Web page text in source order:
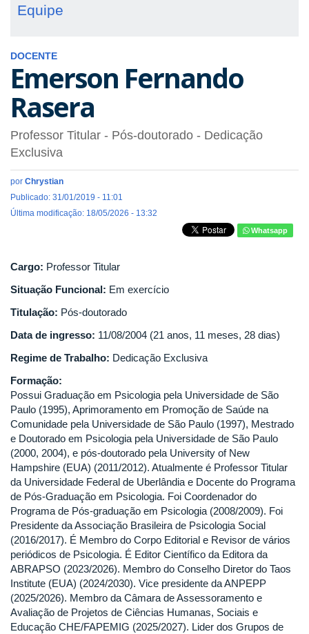
Equipe
DOCENTE
Emerson Fernando
Rasera
Professor Titular - Pós-doutorado - Dedicação
Exclusiva
por Chrystian
Publicado: 31/01/2019 - 11:01
Última modificação: 18/05/2026 - 13:32
Whatsapp
Cargo: Professor Titular
Situação Funcional: Em exercício
Titulação: Pós-doutorado
Data de ingresso: 11/08/2004 (21 anos, 11 meses, 28 dias)
Regime de Trabalho: Dedicação Exclusiva
Formação:
Possui Graduação em Psicologia pela Universidade de São
Paulo (1995), Aprimoramento em Promoção de Saúde na
Comunidade pela Universidade de São Paulo (1997), Mestrado
e Doutorado em Psicologia pela Universidade de São Paulo
(2000, 2004), e pós-doutorado pela University of New
Hampshire (EUA) (2011/2012). Atualmente é Professor Titular
da Universidade Federal de Uberlândia e Docente do Programa
de Pós-Graduação em Psicologia. Foi Coordenador do
Programa de Pós-graduação em Psicologia (2008/2009). Foi
Presidente da Associação Brasileira de Psicologia Social
(2016/2017). É Membro do Corpo Editorial e Revisor de vários
periódicos de Psicologia. É Editor Científico da Editora da
ABRAPSO (2023/2026). Membro do Conselho Diretor do Taos
Institute (EUA) (2024/2030). Vice presidente da ANPEPP
(2025/2026). Membro da Câmara de Assessoramento e
Avaliação de Projetos de Ciências Humanas, Sociais e
Educação CHE/FAPEMIG (2025/2027). Lider dos Grupos de